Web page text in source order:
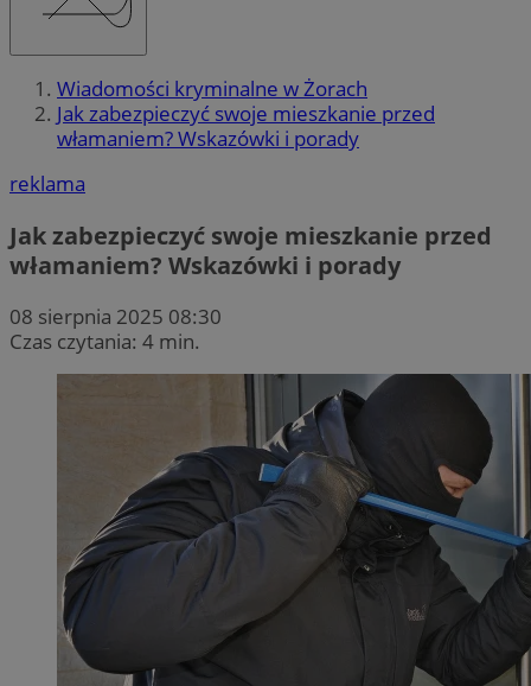
Wiadomości kryminalne w Żorach
Jak zabezpieczyć swoje mieszkanie przed
włamaniem? Wskazówki i porady
reklama
Jak zabezpieczyć swoje mieszkanie przed
włamaniem? Wskazówki i porady
08 sierpnia 2025 08:30
Czas czytania: 4 min.